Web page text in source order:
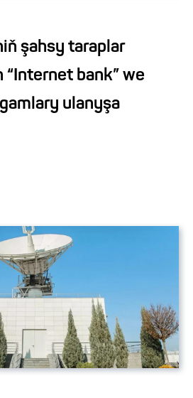
şahsy taraplar
bank” we
ulanyşa